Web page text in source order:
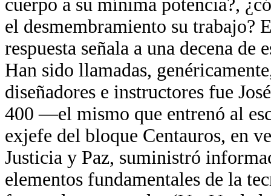
cuerpo a su mínima potencia?,
el desmembramiento su trabajo?
respuesta señala a una decena
Han sido llamadas,
diseñadores e instructores fue
400 —el mismo que entrenó al
exjefe del bloque Centauros, en
Justicia y Paz, suministró
elementos fundamentales de la